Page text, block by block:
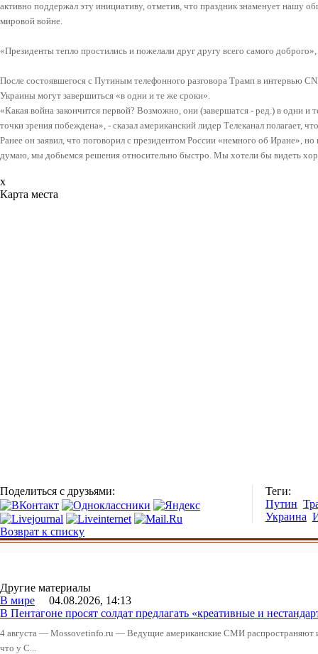
активно поддержал эту инициативу, отметив, что праздник знаменует нашу
мировой войне.
«Президенты тепло простились и пожелали друг другу всего самого
После состоявшегося с Путиным телефонного разговора Трамп в интервью
Украины могут завершиться «в одни и те же сроки».
«Какая война закончится первой? Возможно, они (завершатся - ред.) в одни
точки зрения побеждена», - сказал американский лидер Телеканал полагает,
Ранее он заявил, что поговорил с президентом России «немного об Иране»,
думаю, мы добьемся решения относительно быстро. Мы хотели бы видеть
x
Карта места
Поделиться с друзьями:
Теги:
Путин
Украина
Возврат к списку
Другие материалы
В мире 04.08.2026, 14:13
В Пентагоне просят солдат предлагать «креативные и
4 августа — Mossovetinfo.ru — Ведущие американские СМИ
что у С...